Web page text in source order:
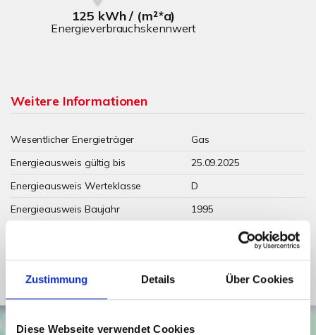
Zustimmung Details Über Cookies
Diese Webseite verwendet Cookies
125 kWh / (m²*a)
Energieverbrauchskennwert
Weitere Informationen
Wesentlicher Energieträger
Gas
Energieausweis gültig bis
25.09.2025
Energieausweis Werteklasse
D
Energieausweis Baujahr
1995
Wohngebäude